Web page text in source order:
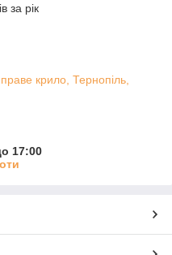
за рік
крило, Тернопіль,
17:00